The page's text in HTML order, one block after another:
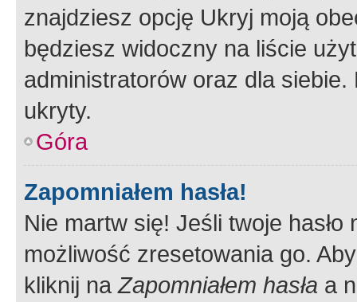
znajdziesz opcję Ukryj moją
będziesz widoczny na liście
administratorów oraz dla
ukryty.
Góra
Zapomniałem hasła!
Nie martw się! Jeśli twoje
możliwość zresetowania go.
kliknij naZapomniałem hasła a